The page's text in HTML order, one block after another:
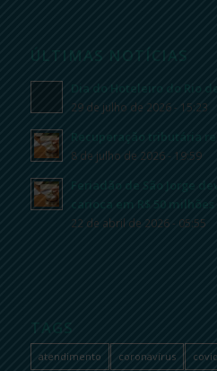
ÚLTIMAS NOTÍCIAS
Dia do Hoteleiro do Rio
29 de julho de 2026 - 15:23
Recuperação tributária
8 de julho de 2026 - 19:59
Feriadão de São Jorge
carioca em R$ 50 milhões
22 de abril de 2026 - 05:55
TAGS
atendimento coronavírus